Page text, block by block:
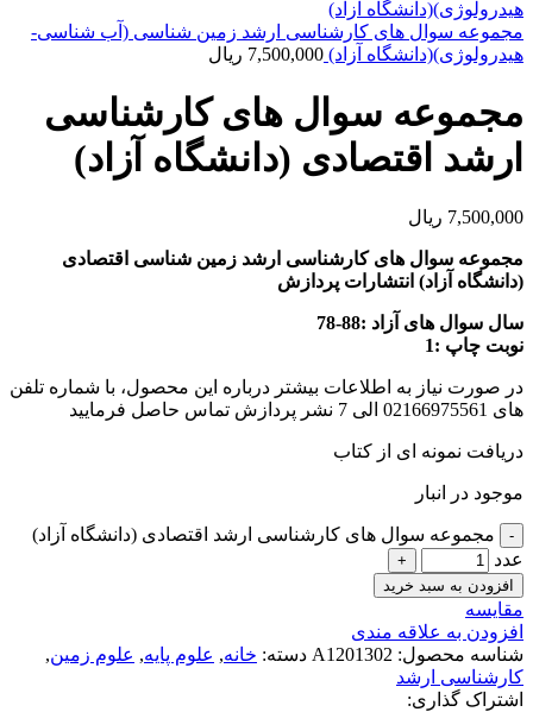
مجموعه سوال های کارشناسی ارشد زمین شناسی (آب شناسی-
هیدرولوژی)(دانشگاه آزاد) 7,500,000 ریال
مجموعه سوال های کارشناسی
ارشد اقتصادی (دانشگاه آزاد)
7,500,000 ریال
مجموعه سوال های کارشناسی ارشد زمین شناسی اقتصادی
(دانشگاه آزاد) انتشارات پردازش
سال سوال های آزاد :88-78
نوبت چاپ :1
در صورت نیاز به اطلاعات بیشتر درباره این محصول، با شماره تلفن
های 02166975561 الی 7 نشر پردازش تماس حاصل فرمایید
دریافت نمونه ای از کتاب
موجود در انبار
مجموعه سوال های کارشناسی ارشد اقتصادی (دانشگاه آزاد)
عدد
افزودن به سبد خرید
مقايسه
افزودن به علاقه مندی
شناسه محصول: A1201302 دسته: خانه, علوم پایه, علوم زمین,
کارشناسی ارشد
اشتراک گذاری: